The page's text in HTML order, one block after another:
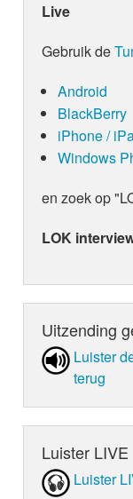
Live
Gebruik de
Android
BlackBerry
iPhone /
Windows
en zoek op
LOK
Uitzending
Luister
terug
Luister LIVE
Luister